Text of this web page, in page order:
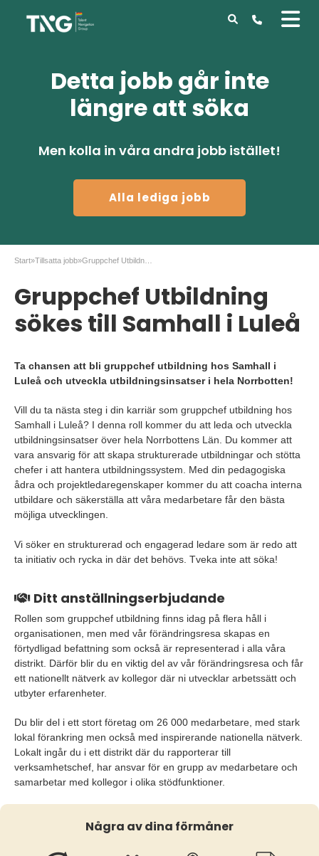
Detta jobb går inte
längre att söka
Men kolla in våra andra jobb istället!
Alla lediga jobb
Start»Tillsatta jobb»
Gruppchef Utbildning
sökes till Samhall i Luleå
Ta chansen att bli gruppchef utbildning hos Samhall i
Luleå och utveckla utbildningsinsatser i hela Norrbotten!
Vill du ta nästa steg i din karriär som gruppchef utbildning hos
Samhall i Luleå? I denna roll kommer du att leda och utveckla
utbildningsinsatser över hela Norrbottens Län. Du kommer att
vara ansvarig för att skapa strukturerade utbildningar och stötta
chefer i att hantera utbildningssystem. Med din pedagogiska
ådra och projektledaregenskaper kommer du att coacha interna
utbildare och säkerställa att våra medarbetare får den bästa
möjliga utvecklingen.
Vi söker en strukturerad och engagerad ledare som är redo att
ta initiativ och rycka in där det behövs. Tveka inte att söka!
Ditt anställningserbjudande
Rollen som gruppchef utbildning finns idag på flera håll i
organisationen, men med vår förändringsresa skapas en
förtydligad befattning som också är representerad i alla våra
distrikt. Därför blir du en viktig del av vår förändringsresa och får
ett nationellt nätverk av kollegor där ni utvecklar arbetssätt och
utbyter erfarenheter.
Du blir del i ett stort företag om 26 000 medarbetare, med stark
lokal förankring men också med inspirerande nationella nätverk.
Lokalt ingår du i ett distrikt där du rapporterar till
verksamhetschef, har ansvar för en grupp av medarbetare och
samarbetar med kollegor i olika stödfunktioner.
Några av dina förmåner